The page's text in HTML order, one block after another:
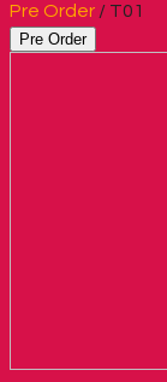
Pre Order / T01
Pre Order